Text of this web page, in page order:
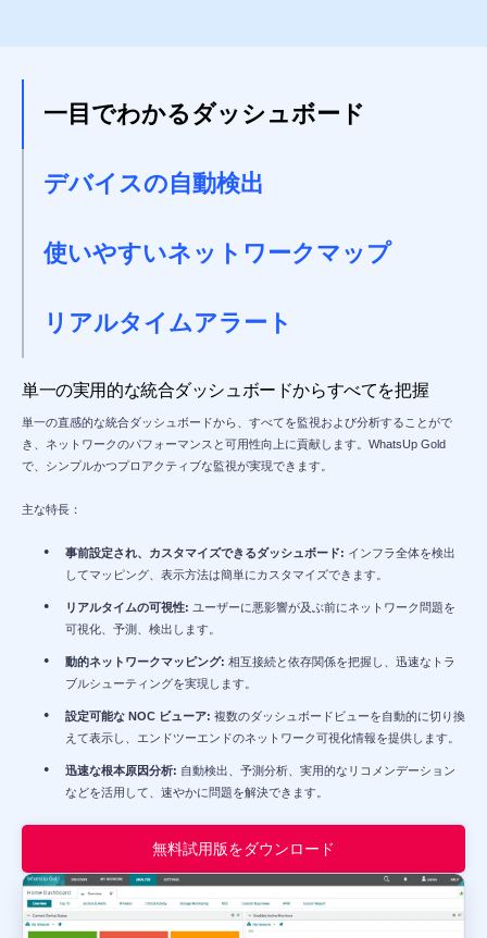
一目でわかるダッシュボード
デバイスの自動検出
使いやすいネットワークマップ
リアルタイムアラート
単一の実用的な統合ダッシュボードからすべてを把握
単一の直感的な統合ダッシュボードから、すべてを監視および分析することがで
き、ネットワークのパフォーマンスと可用性向上に貢献します。WhatsUp Gold
で、シンプルかつプロアクティブな監視が実現できます。
主な特長：
事前設定され、カスタマイズできるダッシュボード: インフラ全体を検出
してマッピング、表示方法は簡単にカスタマイズできます。
リアルタイムの可視性: ユーザーに悪影響が及ぶ前にネットワーク問題を
可視化、予測、検出します。
動的ネットワークマッピング: 相互接続と依存関係を把握し、迅速なトラ
ブルシューティングを実現します。
設定可能な NOC ビューア: 複数のダッシュボードビューを自動的に切り換
えて表示し、エンドツーエンドのネットワーク可視化情報を提供します。
迅速な根本原因分析: 自動検出、予測分析、実用的なリコメンデーション
などを活用して、速やかに問題を解決できます。
無料試用版をダウンロード